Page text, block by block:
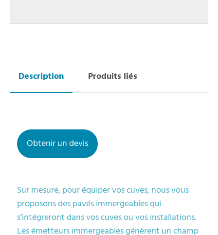
Obtenir un devis
Sur mesure, pour équiper vos cuves, nous vous
proposons des pavés immergeables qui
s’intégreront dans vos cuves ou vos installations.
Les émetteurs immergeables génèrent un champ